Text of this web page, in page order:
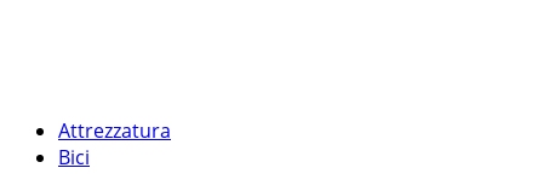
Attrezzatura
Bici